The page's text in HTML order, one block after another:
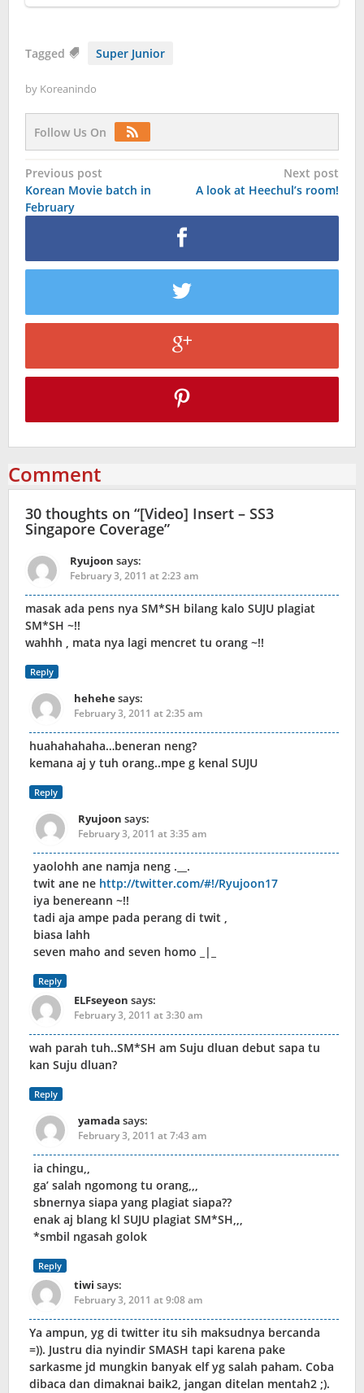
Tagged Super Junior
by Koreanindo
Follow Us On
Post
navigation
Previous post
Korean Movie batch in
February
Next post
A look at Heechul’s room!
Comment
30 thoughts on “[Video] Insert – SS3
Singapore Coverage”
Ryujoon says:
February 3, 2011 at 2:23 am
masak ada pens nya SM*SH bilang kalo SUJU plagiat
SM*SH ~!!
wahhh , mata nya lagi mencret tu orang ~!!
Reply
hehehesays:
February 3, 2011 at 2:35 am
huahahahaha…beneran neng?
kemana aj y tuh orang..mpe g kenal SUJU
Reply
Ryujoon says:
February 3, 2011 at 3:35 am
yaolohh ane namja neng .__.
twit ane ne http://twitter.com/#!/Ryujoon17
iya benereann ~!!
tadi aja ampe pada perang di twit ,
biasa lahh
seven maho and seven homo _|_
Reply
ELFseyeon says:
February 3, 2011 at 3:30 am
wah parah tuh..SM*SH am Suju dluan debut sapa tu
kan Suju dluan?
Reply
yamada says:
February 3, 2011 at 7:43 am
ia chingu,,
ga’ salah ngomong tu orang,,,
sbnernya siapa yang plagiat siapa??
enak aj blang kl SUJU plagiat SM*SH,,,
*smbil ngasah golok
Reply
tiwi says:
February 3, 2011 at 9:08 am
Ya ampun, yg di twitter itu sih maksudnya bercanda
=)). Justru dia nyindir SMASH tapi karena pake
sarkasme jd mungkin banyak elf yg salah paham. Coba
dibaca dan dimaknai baik2, jangan ditelan mentah2 ;).